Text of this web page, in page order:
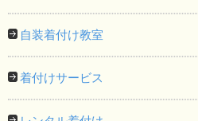
自装着付け教室
着付けサービス